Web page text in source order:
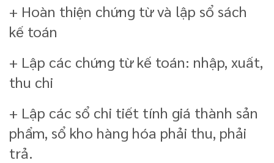
+ Hoàn thiện chứng từ và lập sổ sách
kế toán
+ Lập các chứng từ kế toán: nhập, xuất,
thu chi
+ Lập các sổ chi tiết tính giá thành sản
phẩm, sổ kho hàng hóa phải thu, phải
trả.